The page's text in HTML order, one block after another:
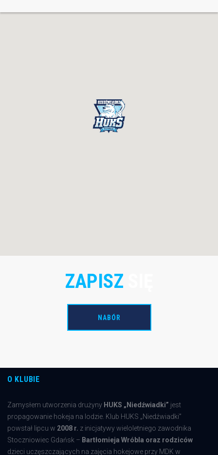
ZAPISZ
NABÓR
O KLUBIE
Zamysłem utworzenia drużyny HUKS „Niedźwiadki” jest
propagowanie hokeja na lodzie. Klub HUKS „Niedźwiadki”
powstał lipcu w 2008 r. z inicjatywy wieloletniego zawodnika
Stoczniowiec Gdańsk – Bartłomieja Wróbla oraz rodziców
dzieci uczęszczających na zajęcia hokejowe przy MDK w